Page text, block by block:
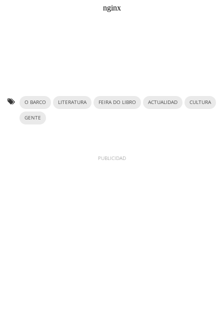
O BARCO LITERATURA FEIRA DO LIBRO ACTUALIDAD CULTURA
GENTE